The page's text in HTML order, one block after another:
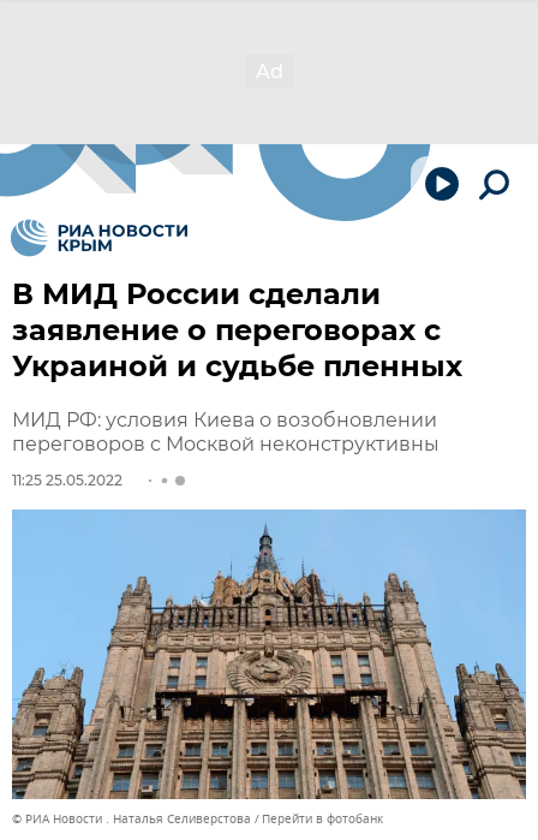
В МИД России сделали
заявление о переговорах с
Украиной и судьбе пленных
МИД РФ: условия Киева о возобновлении
переговоров с Москвой неконструктивны
11:25 25.05.2022
© РИА Новости . Наталья Селиверстова Перейти в фотобанк